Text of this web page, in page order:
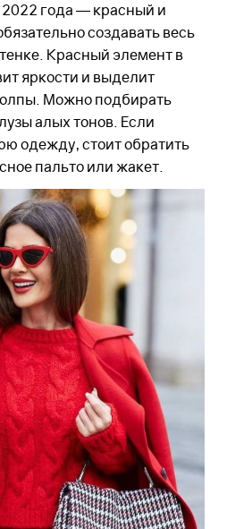
года — красный и
создавать весь
Красный элемент в
яркости и выделит
Можно подбирать
алых тонов. Если
одежду, стоит обратить
пальто или жакет.